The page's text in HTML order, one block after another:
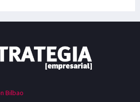
Bilbao